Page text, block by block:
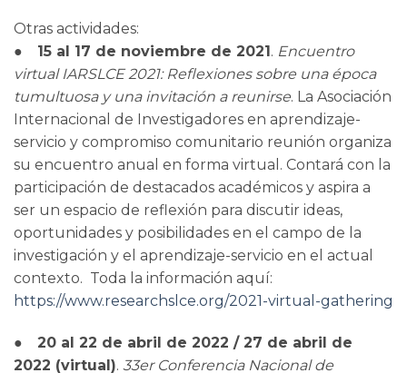
Otras actividades:
● 15 al 17 de noviembre de 2021 . Encuentro
virtual IARSLCE 2021: Reflexiones sobre una época
tumultuosa y una invitación a reunirse. La Asociación
Internacional de Investigadores en aprendizaje-
servicio y compromiso comunitario reunión organiza
su encuentro anual en forma virtual. Contará con la
participación de destacados académicos y aspira a
ser un espacio de reflexión para discutir ideas,
oportunidades y posibilidades en el campo de la
investigación y el aprendizaje-servicio en el actual
contexto. Toda la información aquí:
https://www.researchslce.org/2021-virtual-gathering
● 20 al 22 de abril de 2022 / 27 de abril de
2022 (virtual). 33er Conferencia Nacional de